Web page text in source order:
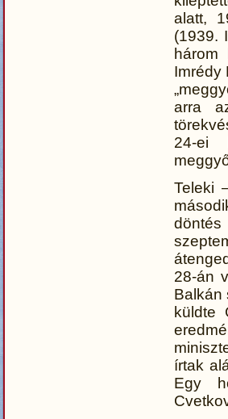
alatt,
(1939.
három
Imrédy
arra
24-ei
Teleki
döntés
28-án
Balkán
küldte
írtak
Egy